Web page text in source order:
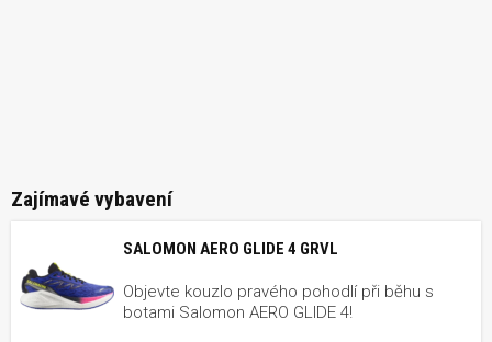
Zajímavé vybavení
SALOMON AERO GLIDE 4 GRVL
Objevte kouzlo pravého pohodlí při běhu s
botami Salomon AERO GLIDE 4!